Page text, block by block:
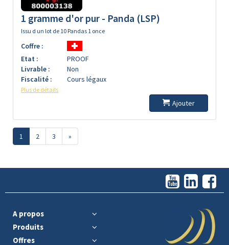
1 gramme d'or pur - Panda (LSP)
Issu d un lot de 10 Pandas 1 once
Coffre :
Etat :
PROOF
Livrable :
Non
Fiscalité :
Cours légaux
Plus de détails
Ajouter
1 2 3 »
A propos
Produits
Offres